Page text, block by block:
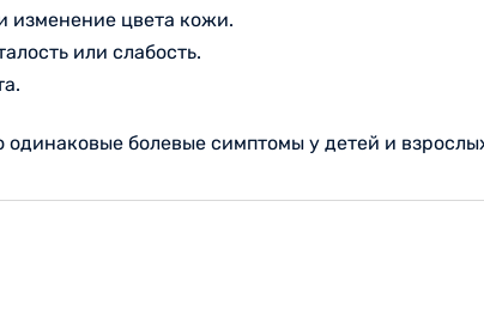
изменение цвета кожи.
или слабость.
болевые симптомы у детей и